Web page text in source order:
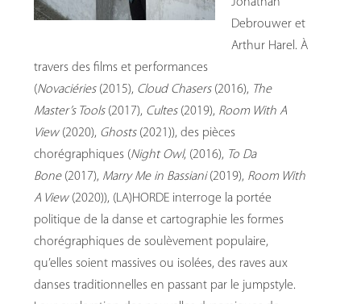
Debrouwer et
Arthur Harel. À
travers des films et performances
(Novaciéries(2015), Cloud Chasers(2016), The
Master’s Tools(2017), Cultes(2019), Room With A
View(2020), Ghosts(2021)), des pièces
chorégraphiques (Night Owl, (2016), To Da
Bone(2017), Marry Me in Bassiani(2019), Room With
A View(2020)), (LA)HORDE interroge la portée
politique de la danse et cartographie les formes
chorégraphiques de soulèvement populaire,
qu’elles soient massives ou isolées, des raves aux
danses traditionnelles en passant par le jumpstyle.